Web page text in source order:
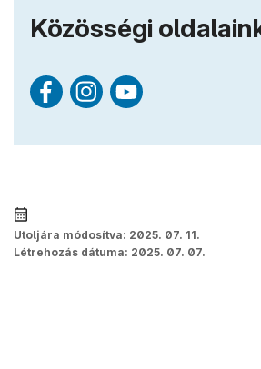
Közösségi
Utoljára módosítva: 2025. 07. 11.
Létrehozás dátuma: 2025. 07. 07.